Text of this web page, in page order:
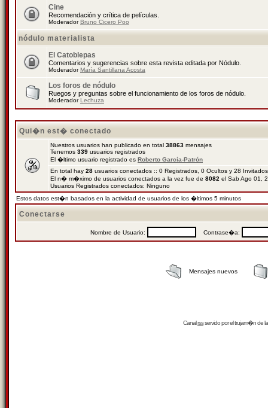
Cine
Recomendación y crítica de películas.
ModeradorBruno Cicero Poo
nódulo materialista
El Catoblepas
Comentarios y sugerencias sobre esta revista editada por Nódulo.
ModeradorMaría Santillana Acosta
Los foros de nódulo
Ruegos y preguntas sobre el funcionamiento de los foros de nódulo.
ModeradorLechuza
Qui�n est� conectado
Nuestros usuarios han publicado en total 38863 mensajes
Tenemos 339 usuarios registrados
El �ltimo usuario registrado es Roberto García-Patrón
En total hay 28 usuarios conectados :: 0 Registrados, 0 Ocultos y 28
El n� m�ximo de usuarios conectados a la vez fue de 8082 el Sab Ago 01,
Usuarios Registrados conectados: Ninguno
Estos datos est�n basados en la actividad de usuarios de los �ltimos 5 minutos
Conectarse
Nombre de Usuario: Contrase�a:
Mensajes nuevos
Canalrssservido por eltrujam�nde